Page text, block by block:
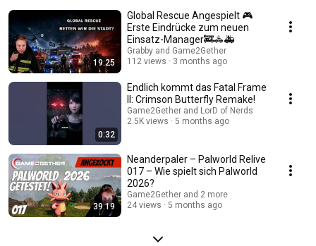
19:25
Global Rescue Angespielt 🎮
Erste Eindrücke zum neuen
Einsatz-Manager🚒🚓🚑
Grabby and Game2Gether
112 views
3 months ago
0:32
Endlich kommt das Fatal Frame
II: Crimson Butterfly Remake!
Game2Gether and LorD of Nerds
2.5K views
5 months ago
39:19
Neanderpaler – Palworld Relive
017 – Wie spielt sich Palworld
2026?
Game2Gether and 2 more
24 views
5 months ago